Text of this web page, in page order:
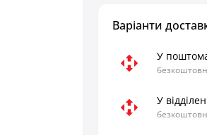
Варіанти
У
У